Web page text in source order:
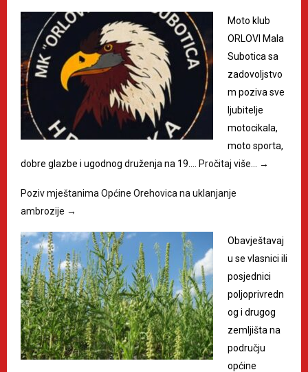
Moto klub
ORLOVI Mala
Subotica sa
zadovoljstvo
m poziva sve
ljubitelje
motocikala,
moto sporta,
dobre glazbe i ugodnog druženja na 19.…
Pročitaj više… →
Poziv mještanima Općine Orehovica na uklanjanje
ambrozije →
Obavještavaj
u se vlasnici ili
posjednici
poljoprivredn
og i drugog
zemljišta na
području
općine